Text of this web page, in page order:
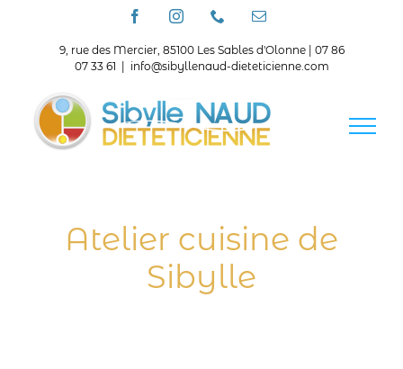
FacebookInstagramTéléphoneEmail
9, rue des Mercier, 85100 Les Sables d'Olonne | 07 86
07 33 61
info@sibyllenaud-dieteticienne.com
Atelier cuisine de
Sibylle